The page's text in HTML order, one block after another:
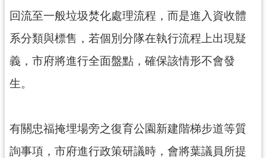
回流至一般垃圾焚化處理流程，而是進入資收體
系分類與標售，若個別分隊在執行流程上出現疑
義，市府將進行全面盤點，確保該情形不會發
生。
有關忠福掩埋場旁之復育公園新建階梯步道等質
詢事項，市府進行政策研議時，會將葉議員所提